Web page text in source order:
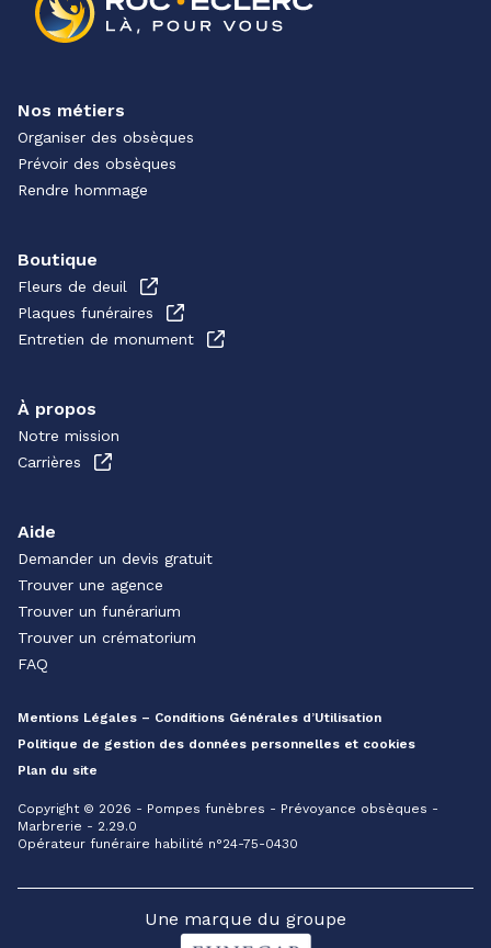
Nos métiers
Organiser des obsèques
Prévoir des obsèques
Rendre hommage
Boutique
Fleurs de deuil
Plaques funéraires
Entretien de monument
À propos
Notre mission
Carrières
Aide
Demander un devis gratuit
Trouver une agence
Trouver un funérarium
Trouver un crématorium
FAQ
Mentions Légales – Conditions Générales d’Utilisation
Politique de gestion des données personnelles et cookies
Plan du site
Copyright © 2026 - Pompes funèbres - Prévoyance obsèques -
Marbrerie - 2.29.0
Opérateur funéraire habilité n°24-75-0430
Une marque du groupe